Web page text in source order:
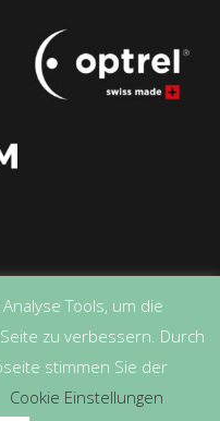
Tools, um die
zu verbessern. Durch
stimmen Sie der
Cookie Einstellungen